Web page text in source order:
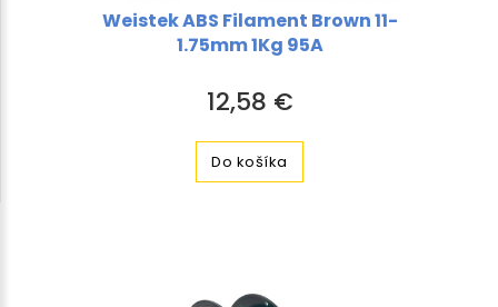
Weistek ABS Filament Brown 11-
1.75mm 1Kg 95A
12,58 €
Do košíka